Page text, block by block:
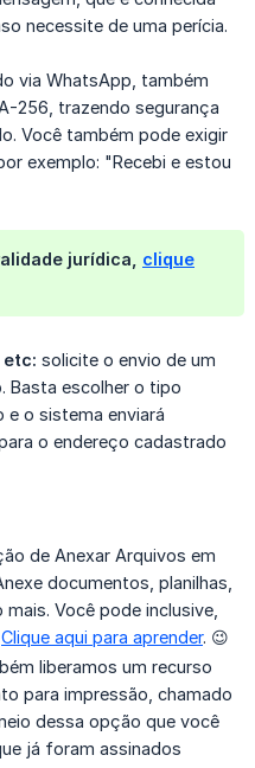
necessite de uma perícia.
via WhatsApp, também
256, trazendo segurança
Você também pode exigir
exemplo: "Recebi e estou
jurídica, clique
etc: solicite o envio de um
Basta escolher o tipo
e o sistema enviará
o endereço cadastrado
de Anexar Arquivos em
documentos, planilhas,
Você pode inclusive,
Clique aqui para aprender. 😉
liberamos um recurso
para impressão, chamado
dessa opção que você
já foram assinados